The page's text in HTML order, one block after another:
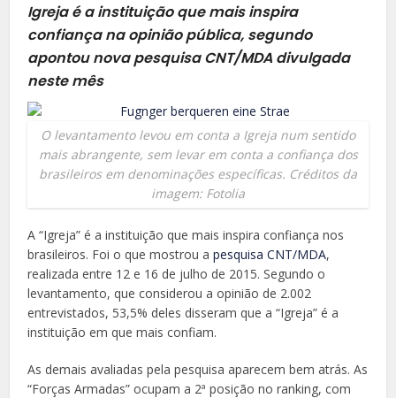
Igreja é a instituição que mais inspira
confiança na opinião pública, segundo
apontou nova pesquisa CNT/MDA divulgada
neste mês
O levantamento levou em conta a Igreja num sentido
mais abrangente, sem levar em conta a confiança dos
brasileiros em denominações específicas. Créditos da
imagem: Fotolia
A “Igreja” é a instituição que mais inspira confiança nos
brasileiros. Foi o que mostrou apesquisa CNT/MDA,
realizada entre 12 e 16 de julho de 2015. Segundo o
levantamento, que considerou a opinião de 2.002
entrevistados, 53,5% deles disseram que a “Igreja” é a
instituição em que mais confiam.
As demais avaliadas pela pesquisa aparecem bem atrás. As
“Forças Armadas” ocupam a 2ª posição no ranking, com